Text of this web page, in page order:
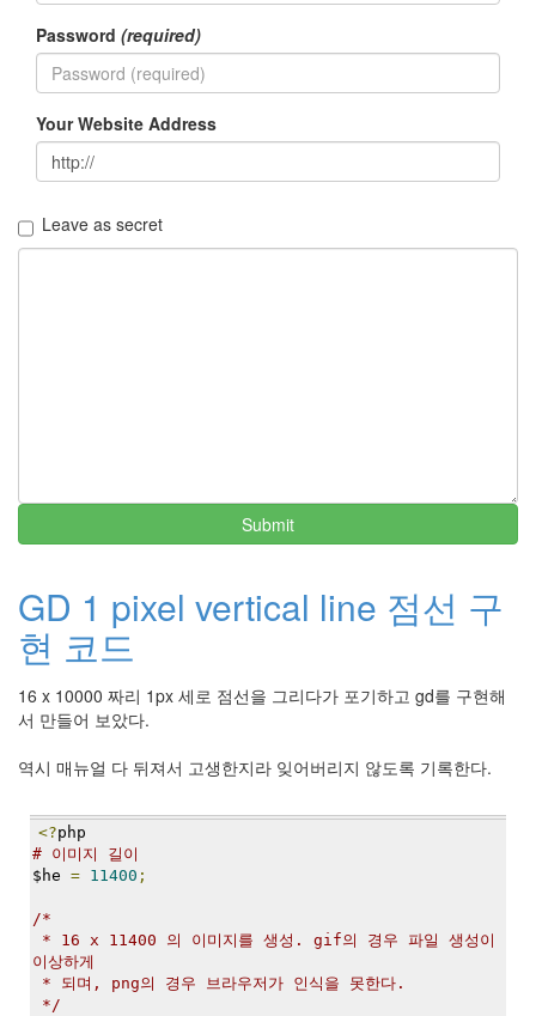
Password (required)
Your Website Address
Leave as secret
Submit
GD 1 pixel vertical line 점선 구
현 코드
16 x 10000 짜리 1px 세로 점선을 그리다가 포기하고 gd를 구현해
서 만들어 보았다.
역시 매뉴얼 다 뒤져서 고생한지라 잊어버리지 않도록 기록한다.
<?php
# 이미지 길이
$he = 11400 ;
/*
* 16 x 11400 의 이미지를 생성. gif의 경우 파일 생성이
이상하게
* 되며, png의 경우 브라우저가 인식을 못한다.
*/